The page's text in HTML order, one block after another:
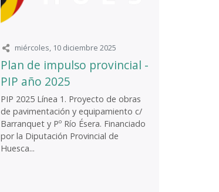
miércoles, 10 diciembre 2025
Plan de impulso provincial -
PIP año 2025
PIP 2025 Línea 1. Proyecto de obras
de pavimentación y equipamiento c/
Barranquet y Pº Río Ésera. Financiado
por la Diputación Provincial de
Huesca...